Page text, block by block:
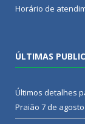
Horário de
ÚLTIMAS
Últimos detalhes
Praião 7 de